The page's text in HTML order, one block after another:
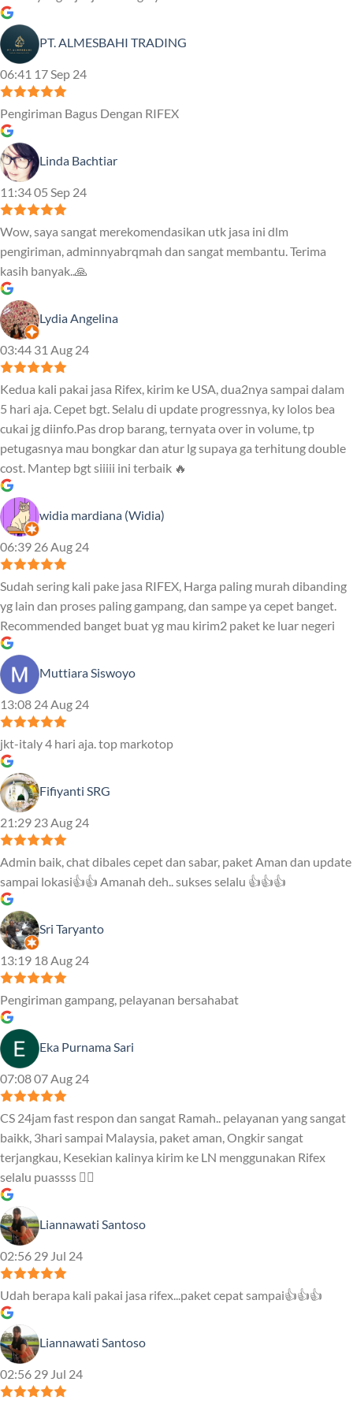
PT. ALMESBAHI TRADING
06:41 17 Sep 24
Pengiriman Bagus Dengan RIFEX
Linda Bachtiar
11:34 05 Sep 24
Wow, saya sangat merekomendasikan utk jasa ini dlm
pengiriman, adminnyabrqmah dan sangat membantu. Terima
kasih banyak..🙏
Lydia Angelina
03:44 31 Aug 24
Kedua kali pakai jasa Rifex, kirim ke USA, dua2nya sampai dalam
5 hari aja. Cepet bgt. Selalu di update progressnya, ky lolos bea
cukai jg diinfo.Pas drop barang, ternyata over in volume, tp
petugasnya mau bongkar dan atur lg supaya ga terhitung double
cost. Mantep bgt siiiii ini terbaik 🔥
widia mardiana (Widia)
06:39 26 Aug 24
Sudah sering kali pake jasa RIFEX, Harga paling murah dibanding
yg lain dan proses paling gampang, dan sampe ya cepet banget.
Recommended banget buat yg mau kirim2 paket ke luar negeri
Muttiara Siswoyo
13:08 24 Aug 24
jkt-italy 4 hari aja. top markotop
Fifiyanti SRG
21:29 23 Aug 24
Admin baik, chat dibales cepet dan sabar, paket Aman dan update
sampai lokasi👍👍 Amanah deh.. sukses selalu 👍👍👍
Sri Taryanto
13:19 18 Aug 24
Pengiriman gampang, pelayanan bersahabat
Eka Purnama Sari
07:08 07 Aug 24
CS 24jam fast respon dan sangat Ramah.. pelayanan yang sangat
baikk, 3hari sampai Malaysia, paket aman, Ongkir sangat
terjangkau, Kesekian kalinya kirim ke LN menggunakan Rifex
selalu puassss ❤️‍🔥
Liannawati Santoso
02:56 29 Jul 24
Udah berapa kali pakai jasa rifex...paket cepat sampai👍👍👍
Liannawati Santoso
02:56 29 Jul 24